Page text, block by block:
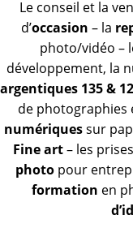
Le conseil et la
d’occasion – la
photo/vidéo –
développement, la
argentiques 135 &
de photographies
numériquessur
Fine art– les
photo pour
formation en